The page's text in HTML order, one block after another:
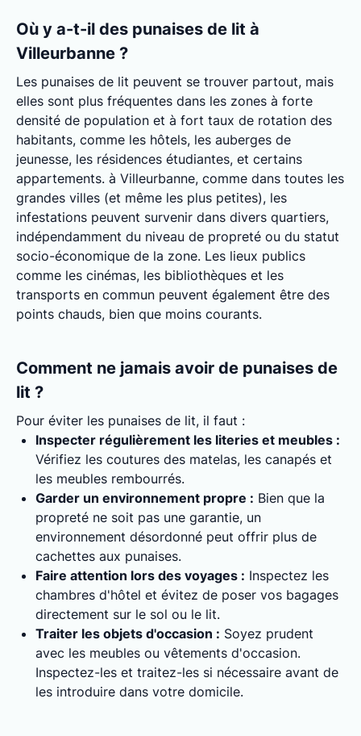
Où y a-t-il des punaises de lit à
Villeurbanne ?
Les punaises de lit peuvent se trouver partout, mais
elles sont plus fréquentes dans les zones à forte
densité de population et à fort taux de rotation des
habitants, comme les hôtels, les auberges de
jeunesse, les résidences étudiantes, et certains
appartements. à Villeurbanne, comme dans toutes les
grandes villes (et même les plus petites), les
infestations peuvent survenir dans divers quartiers,
indépendamment du niveau de propreté ou du statut
socio-économique de la zone. Les lieux publics
comme les cinémas, les bibliothèques et les
transports en commun peuvent également être des
points chauds, bien que moins courants.
Comment ne jamais avoir de punaises de
lit ?
Pour éviter les punaises de lit, il faut :
Inspecter régulièrement les literies et meubles :
Vérifiez les coutures des matelas, les canapés et
les meubles rembourrés.
Garder un environnement propre : Bien que la
propreté ne soit pas une garantie, un
environnement désordonné peut offrir plus de
cachettes aux punaises.
Faire attention lors des voyages : Inspectez les
chambres d'hôtel et évitez de poser vos bagages
directement sur le sol ou le lit.
Traiter les objets d'occasion : Soyez prudent
avec les meubles ou vêtements d'occasion.
Inspectez-les et traitez-les si nécessaire avant de
les introduire dans votre domicile.